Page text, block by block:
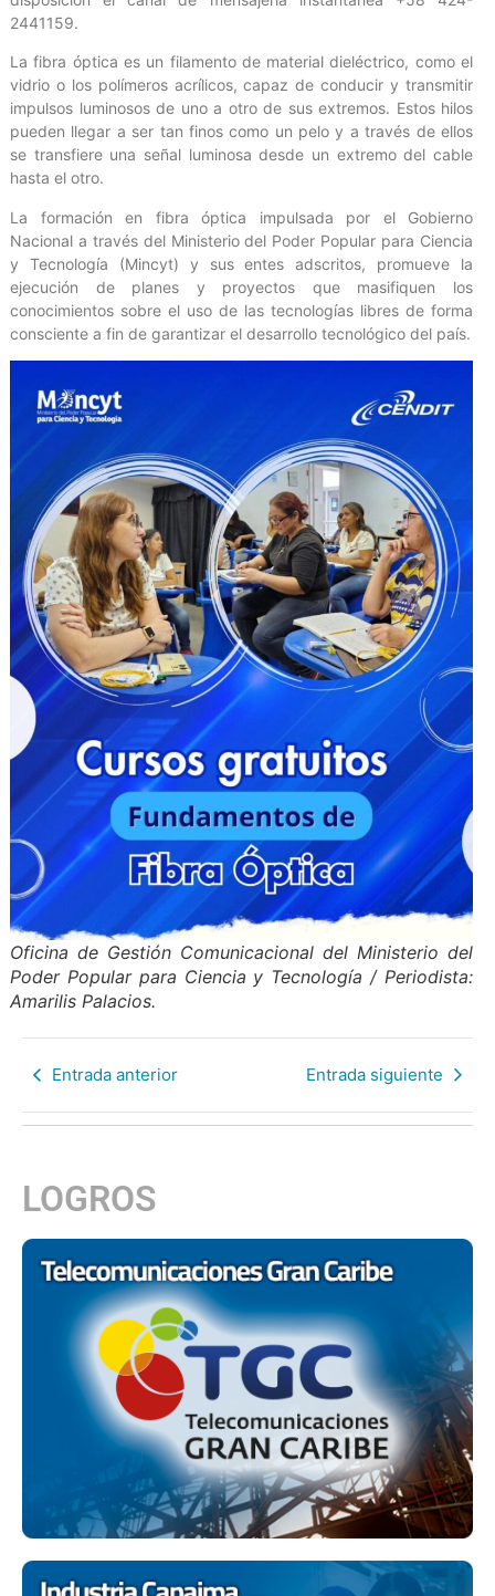
2441159.
La fibra óptica es un filamento de material dieléctrico, como el
vidrio o los polímeros acrílicos, capaz de conducir y transmitir
impulsos luminosos de uno a otro de sus extremos. Estos hilos
pueden llegar a ser tan finos como un pelo y a través de ellos
se transfiere una señal luminosa desde un extremo del cable
hasta el otro.
La formación en fibra óptica impulsada por el Gobierno
Nacional a través del Ministerio del Poder Popular para Ciencia
y Tecnología (Mincyt) y sus entes adscritos, promueve la
ejecución de planes y proyectos que masifiquen los
conocimientos sobre el uso de las tecnologías libres de forma
consciente a fin de garantizar el desarrollo tecnológico del país.
Oficina de Gestión Comunicacional del Ministerio del
Poder Popular para Ciencia y Tecnología / Periodista:
Amarilis Palacios.
Entrada anterior Entrada siguiente
LOGROS